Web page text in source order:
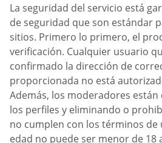
La seguridad del servicio está
de seguridad que son estándar
sitios. Primero lo primero, el
verificación. Cualquier usuario
confirmado la dirección de
proporcionada no está
Además, los moderadores
los perfiles y eliminando o
no cumplen con los términos de
edad no puede ser menor de 18